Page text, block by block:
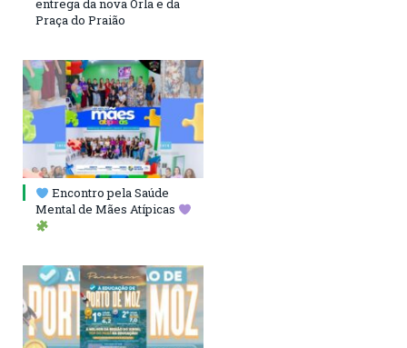
entrega da nova Orla e da
Praça do Praião
Encontro pela Saúde
Mental de Mães Atípicas